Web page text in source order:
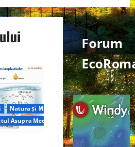
Natura și Mediu
Asupra Mediului
Forum